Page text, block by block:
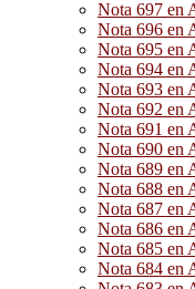
Nota 697 en
Nota 696 en
Nota 695 en
Nota 694 en
Nota 693 en
Nota 692 en
Nota 691 en
Nota 690 en
Nota 689 en
Nota 688 en
Nota 687 en
Nota 686 en
Nota 685 en
Nota 684 en